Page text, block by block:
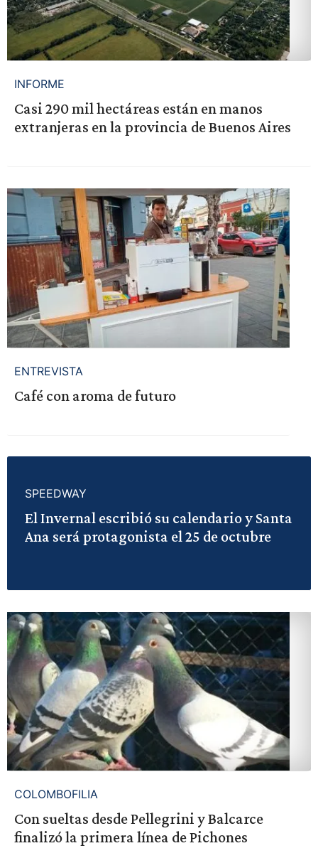
INFORME
Casi 290 mil hectáreas están en manos
extranjeras en la provincia de Buenos Aires
ENTREVISTA
Café con aroma de futuro
SPEEDWAY
El Invernal escribió su calendario y Santa
Ana será protagonista el 25 de octubre
COLOMBOFILIA
Con sueltas desde Pellegrini y Balcarce
finalizó la primera línea de Pichones